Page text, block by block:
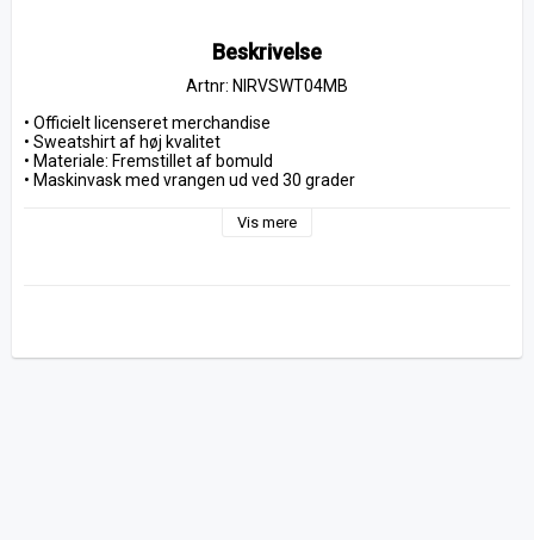
Beskrivelse
Artnr: NIRVSWT04MB
• Officielt licenseret merchandise
• Sweatshirt af høj kvalitet
• Materiale: Fremstillet af bomuld
• Maskinvask med vrangen ud ved 30 grader
Vis mere